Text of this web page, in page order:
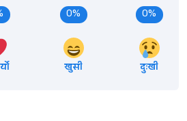
0%
खुसी
0%
दुःखी